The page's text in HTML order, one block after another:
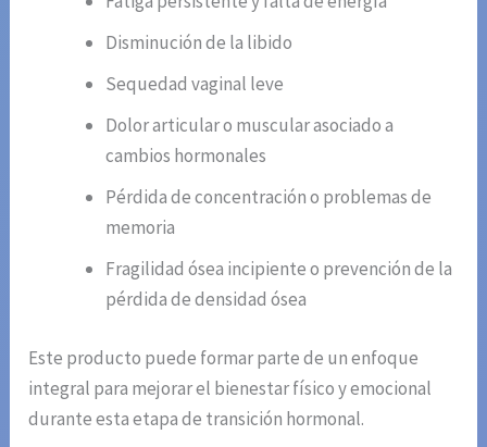
Disminución de la libido
Sequedad vaginal leve
Dolor articular o muscular asociado a
cambios hormonales
Pérdida de concentración o problemas de
memoria
Fragilidad ósea incipiente o prevención de la
pérdida de densidad ósea
Este producto puede formar parte de un enfoque
integral para mejorar el bienestar físico y emocional
durante esta etapa de transición hormonal.